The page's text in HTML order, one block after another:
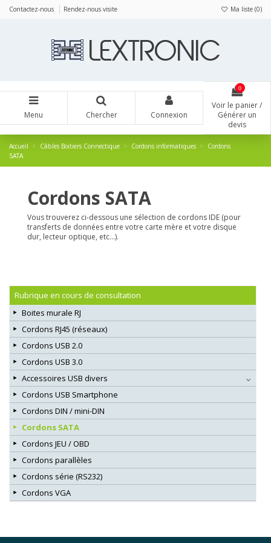
Contactez-nous Rendez-nous visite Ma liste (0)
Menu Chercher Connexion
0
Voir le panier /
Générer un
devis
Accueil Câbles Boitiers Connectique Cordons informatiques
Cordons
SATA
Cordons SATA
Vous trouverez ci-dessous une sélection de cordons IDE (pour
transferts de données entre votre carte mère et votre disque
dur, lecteur optique, etc...).
Rubrique en cours de consultation
Boites murale RJ
Cordons RJ45 (réseaux)
Cordons USB 2.0
Cordons USB 3.0
Accessoires USB divers
Cordons USB Smartphone
Cordons DIN / mini-DIN
Cordons SATA
Cordons JEU / OBD
Cordons parallèles
Cordons série (RS232)
Cordons VGA
Panneau de gestion des cookies